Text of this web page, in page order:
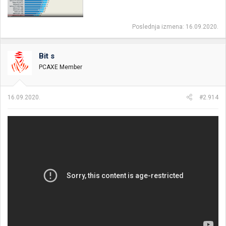
Poslednja izmena: 16.09.2020.
Bit s
PCAXE Member
16.09.2020. #2.914